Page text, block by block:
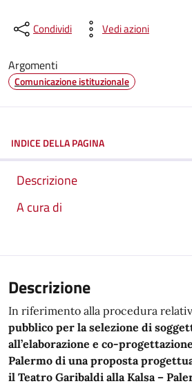
Condividi Vedi azioni
Argomenti
Comunicazione istituzionale
INDICE DELLA PAGINA
Descrizione
A cura di
Descrizione
In riferimento alla procedura
pubblico per la selezione di
all’elaborazione e co-
Palermo di una proposta
il Teatro Garibaldi alla Kalsa –